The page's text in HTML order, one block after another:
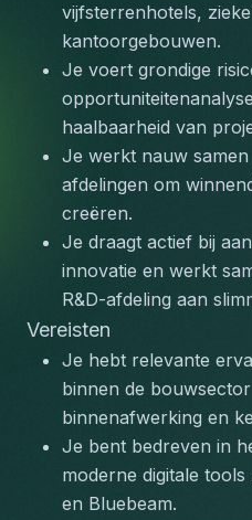
vijfsterrenhotels,
kantoorgebouwen.
Je voert grondige
haalbaarheid van
Je werkt nauw samen
afdelingen om
creëren.
Je draagt actief bij
innovatie en werkt
R&D-afdeling aan
Vereisten
Je hebt relevante
binnen de
binnenafwerking en
Je bent bedreven in
moderne digitale
en Bluebeam.